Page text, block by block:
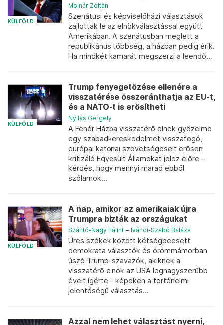
KÜLFÖLD
Molnár Zoltán
Szenátusi és képviselőházi választások
zajlottak le az elnökválasztással együtt
Amerikában. A szenátusban meglett a
republikánus többség, a házban pedig érik.
Ha mindkét kamarát megszerzi a leendő...
KÜLFÖLD
Trump fenyegetőzése ellenére a
visszatérése összeránthatja az EU-t,
és a NATO-t is erősítheti
Nyilas Gergely
A Fehér Házba visszatérő elnök győzelme
egy szabadkereskedelmet visszafogó,
európai katonai szövetségeseit erősen
kritizáló Egyesült Államokat jelez előre –
kérdés, hogy mennyi marad ebből
szólamok...
KÜLFÖLD
A nap, amikor az amerikaiak újra
Trumpra bízták az országukat
Szántó-Nagy Bálint – Ivándi-Szabó Balázs
Üres székek között kétségbeesett
demokrata választók és örömmámorban
úszó Trump-szavazók, akiknek a
visszatérő elnök az USA legnagyszerűbb
éveit ígérte – képeken a történelmi
jelentőségű választás...
Azzal nem lehet választást nyerni,